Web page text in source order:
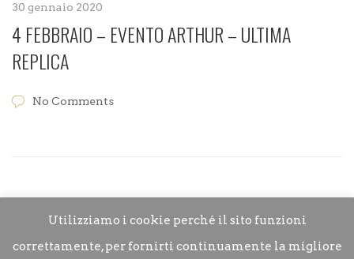
30 gennaio 2020
4 FEBBRAIO – EVENTO ARTHUR – ULTIMA
REPLICA
No Comments
Utilizziamo i cookie perché il sito funzioni
correttamente, per fornirti continuamente la migliore